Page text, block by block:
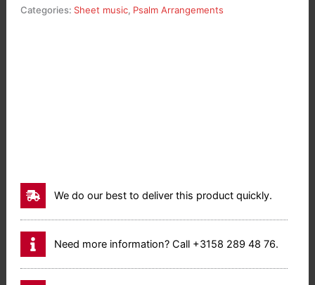
We do our best to deliver this product quickly.
Need more information? Call +3158 289 48 76.
manualiter
Categories: Sheet music, Psalm Arrangements